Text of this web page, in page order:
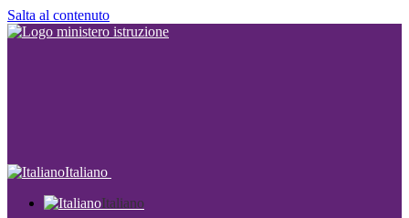
Salta al contenuto
Italiano
Italiano